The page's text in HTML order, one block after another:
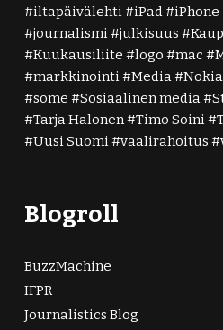
iltapäivälehti
iPad iPhone
journalismi
julkisuus
Kuukausiliite
logo mac
markkinointi
Media Nokia
some
Sosiaalinen media
Tarja Halonen
Timo Soini
Uusi Suomi
vaalirahoitus
Blogroll
BuzzMachine
IFPR
Journalistics Blog